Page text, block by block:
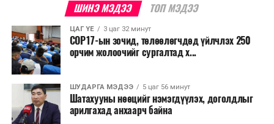
ШИНЭ МЭДЭЭ ТОП МЭДЭЭ
ЦАГ ҮЕ 3 цаг 32 минут
COP17-ын зочид, төлөөлөгчдөд үйлчлэх 250
орчим жолоочийг сургалтад х...
ШУДАРГА МЭДЭЭ 5 цаг 56 минут
Шатахууны нөөцийг нэмэгдүүлэх, доголдлыг
арилгахад анхаарч байна